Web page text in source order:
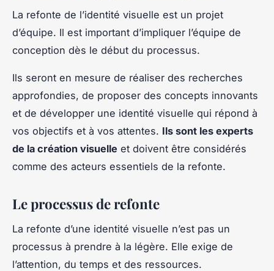
La refonte de l’identité visuelle est un projet
d’équipe. Il est important d’impliquer l’équipe de
conception dès le début du processus.
Ils seront en mesure de réaliser des recherches
approfondies, de proposer des concepts innovants
et de développer une identité visuelle qui répond à
vos objectifs et à vos attentes. Ils sont les experts
de la création visuelle et doivent être considérés
comme des acteurs essentiels de la refonte.
Le processus de refonte
La refonte d’une identité visuelle n’est pas un
processus à prendre à la légère. Elle exige de
l’attention, du temps et des ressources.